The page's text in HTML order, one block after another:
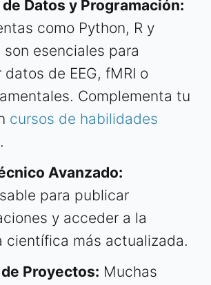
Datos y Programación:
como Python, R y
son esenciales para
datos de EEG, fMRI o
Complementa tu
cursos de habilidades
.
Avanzado:
para publicar
y acceder a la
científica más actualizada.
Proyectos: Muchas